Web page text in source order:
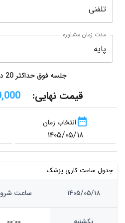
ارشد بخش مراقب های
تحلیل و تفسیر نوار قلب
مناسب
تلفنی
مدت زمان مشاوره
پایه
جلسه فوق حداکثر20
قیمت نهایی:
انتخاب زمان
جدول ساعت کاری پزشک
۱۴۰۵/۰۵/۱۸ ساعت